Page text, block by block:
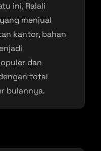
ini, Ralali
menjual
kantor, bahan
dan
total
bulannya.